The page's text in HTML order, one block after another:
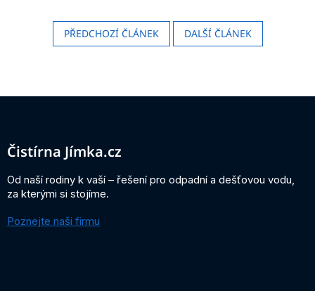
PŘEDCHOZÍ ČLÁNEK DALŠÍ ČLÁNEK
Z
Čistírna Jímka.cz
Od naší rodiny k vaší – řešení pro odpadní a dešťovou vodu,
za kterými si stojíme.
Poznejte naši firmu